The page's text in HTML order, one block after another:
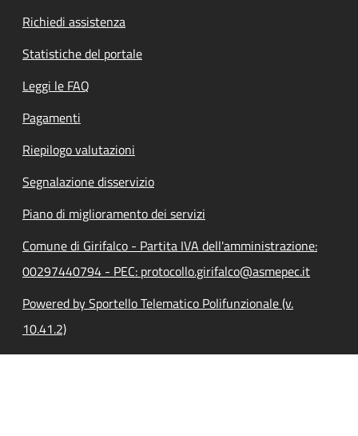
Richiedi assistenza
Statistiche del portale
Leggi le FAQ
Pagamenti
Riepilogo valutazioni
Segnalazione disservizio
Piano di miglioramento dei servizi
Comune di Girifalco - Partita IVA dell'amministrazione:
00297440794 - PEC: protocollo.girifalco@asmepec.it
Powered by Sportello Telematico Polifunzionale (v.
10.41.2)